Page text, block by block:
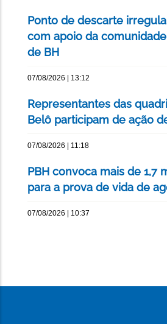
Ponto de descarte
com apoio da
de BH
07/08/2026 | 13:12
Representantes das
Belô participam de ação
07/08/2026 | 11:18
PBH convoca mais de 1,7
para a prova de vida de
07/08/2026 | 10:37